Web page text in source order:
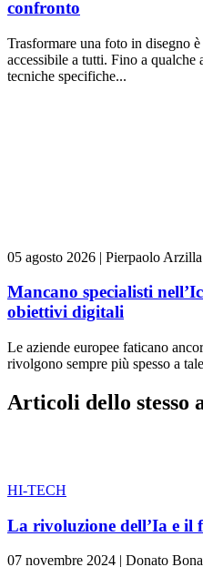
confronto
Trasformare una foto in disegno
accessibile a tutti. Fino a qualche
tecniche specifiche...
05 agosto 2026 | Pierpaolo Arzilla
Mancano specialisti
obiettivi digitali
Le aziende europee faticano
rivolgono sempre più spesso a
Articoli dello stesso
HI-TECH
La rivoluzione dell’Ia e il
07 novembre 2024 | Donato